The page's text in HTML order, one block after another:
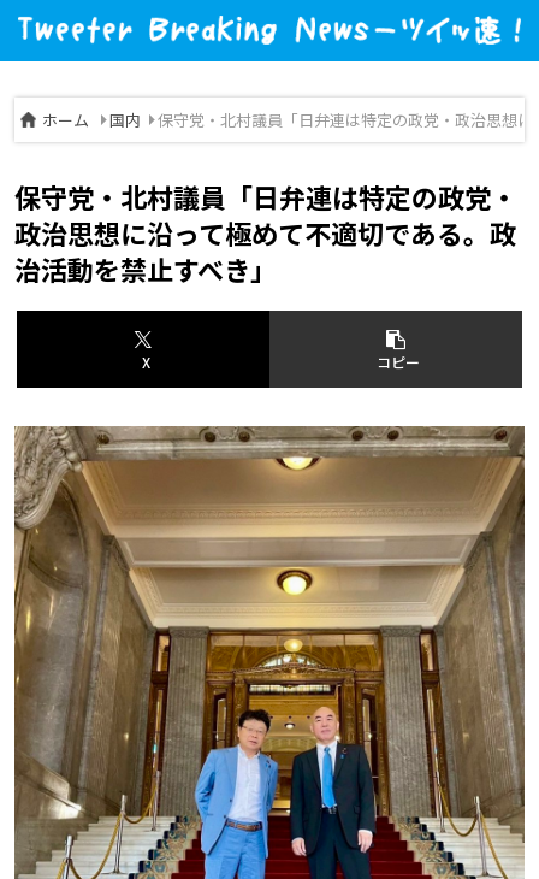
ホーム 国内 保守党・北村議員「日弁連は特定の政党・政治思想
保守党・北村議員「日弁連は特定の政党・
政治思想に沿って極めて不適切である。政
治活動を禁止すべき」
X コピー